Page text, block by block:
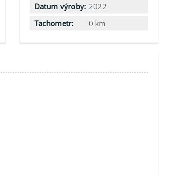
Datum výroby: 2022
Tachometr:
0 km